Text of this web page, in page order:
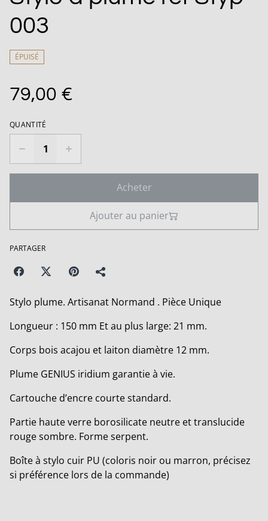
003
ÉPUISÉ
79,00 €
QUANTITÉ
Acheter
Ajouter au panier
PARTAGER
Stylo plume. Artisanat Normand . Pièce Unique
Longueur : 150 mm Et au plus large: 21 mm.
Corps bois acajou et laiton diamètre 12 mm.
Plume GENIUS iridium garantie à vie.
Cartouche d’encre courte standard.
Partie haute verre borosilicate neutre et translucide
rouge sombre. Forme serpent.
Boîte à stylo cuir PU (coloris noir ou marron, précisez
si préférence lors de la commande)